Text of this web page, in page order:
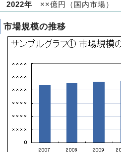
2022年 ××億円（国内市場）
市場規模の推移